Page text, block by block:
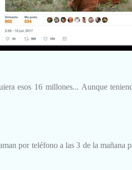
esos 16 millones... Aunque
por teléfono a las 3 de la